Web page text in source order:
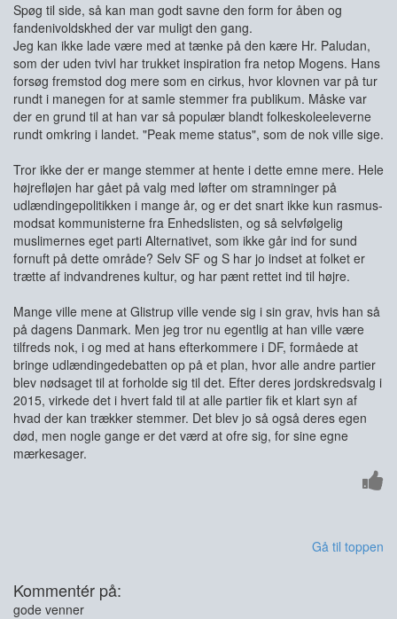
Spøg til side, så kan man godt savne den form for åben og
fandenivoldskhed der var muligt den gang.
Jeg kan ikke lade være med at tænke på den kære Hr. Paludan,
som der uden tvivl har trukket inspiration fra netop Mogens. Hans
forsøg fremstod dog mere som en cirkus, hvor klovnen var på tur
rundt i manegen for at samle stemmer fra publikum. Måske var
der en grund til at han var så populær blandt folkeskoleeleverne
rundt omkring i landet. "Peak meme status", som de nok ville sige.
Tror ikke der er mange stemmer at hente i dette emne mere. Hele
højrefløjen har gået på valg med løfter om stramninger på
udlændingepolitikken i mange år, og er det snart ikke kun rasmus-
modsat kommunisterne fra Enhedslisten, og så selvfølgelig
muslimernes eget parti Alternativet, som ikke går ind for sund
fornuft på dette område? Selv SF og S har jo indset at folket er
trætte af indvandrenes kultur, og har pænt rettet ind til højre.
Mange ville mene at Glistrup ville vende sig i sin grav, hvis han så
på dagens Danmark. Men jeg tror nu egentlig at han ville være
tilfreds nok, i og med at hans efterkommere i DF, formåede at
bringe udlændingedebatten op på et plan, hvor alle andre partier
blev nødsaget til at forholde sig til det. Efter deres jordskredsvalg i
2015, virkede det i hvert fald til at alle partier fik et klart syn af
hvad der kan trækker stemmer. Det blev jo så også deres egen
død, men nogle gange er det værd at ofre sig, for sine egne
mærkesager.
Gå til toppen
Kommentér på:
gode venner